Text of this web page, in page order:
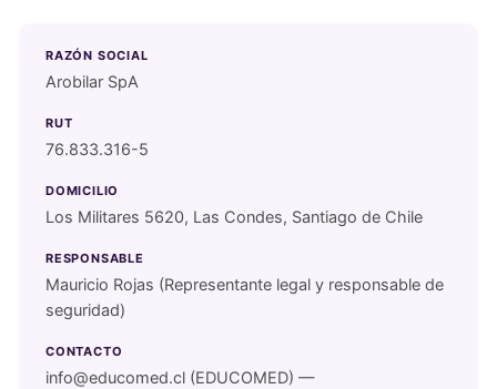
RAZÓN SOCIAL
Arobilar SpA
RUT
76.833.316-5
DOMICILIO
Los Militares 5620, Las Condes, Santiago de Chile
RESPONSABLE
Mauricio Rojas (Representante legal y responsable de
seguridad)
CONTACTO
info@educomed.cl (EDUCOMED) —